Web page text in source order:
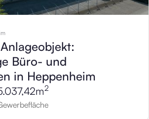
Büro- und
in Heppenheim
m2